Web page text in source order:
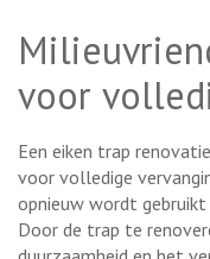
voor
Een eiken trap
voor volledige
opnieuw wordt
Door de trap te